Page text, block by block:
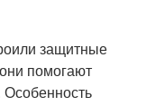
защитные
помогают
Особенность